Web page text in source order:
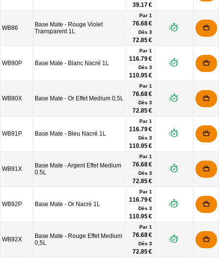
39.17 €
WB86
Base Mate - Rouge Violet
Transparent 1L
Par 1
76.68 €
Dès 3
72.85 €
WB90P Base Mate - Blanc Nacré 1L
Par 1
116.79 €
Dès 3
110.95 €
WB90X Base Mate - Or Effet Medium 0,5L
Par 1
76.68 €
Dès 3
72.85 €
WB91P Base Mate - Bleu Nacré 1L
Par 1
116.79 €
Dès 3
110.95 €
WB91X
Base Mate - Argent Effet Medium
0.5L
Par 1
76.68 €
Dès 3
72.85 €
WB92P Base Mate - Or Nacré 1L
Par 1
116.79 €
Dès 3
110.95 €
WB92X
Base Mate - Rouge Effet Medium
0,5L
Par 1
76.68 €
Dès 3
72.85 €